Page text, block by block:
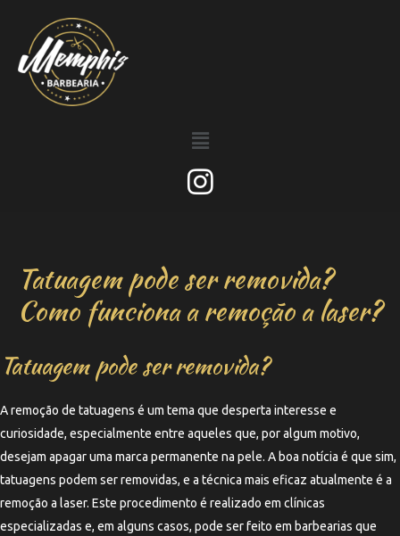
Tatuagem pode ser removida?
Como funciona a remoção a laser?
Tatuagem pode ser removida?
A remoção de tatuagens é um tema que desperta interesse e
curiosidade, especialmente entre aqueles que, por algum motivo,
desejam apagar uma marca permanente na pele. A boa notícia é que sim,
tatuagens podem ser removidas, e a técnica mais eficaz atualmente é a
remoção a laser. Este procedimento é realizado em clínicas
especializadas e, em alguns casos, pode ser feito em barbearias que